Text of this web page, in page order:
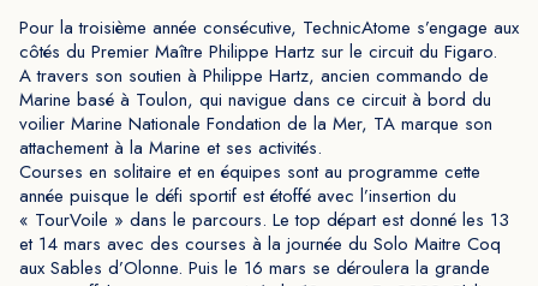
Pour la troisième année consécutive, TechnicAtome s’engage aux
côtés du Premier Maître Philippe Hartz sur le circuit du Figaro.
A travers son soutien à Philippe Hartz, ancien commando de
Marine basé à Toulon, qui navigue dans ce circuit à bord du
voilier Marine Nationale Fondation de la Mer, TA marque son
attachement à la Marine et ses activités.
Courses en solitaire et en équipes sont au programme cette
année puisque le défi sportif est étoffé avec l’insertion du
« TourVoile » dans le parcours. Le top départ est donné les 13
et 14 mars avec des courses à la journée du Solo Maitre Coq
aux Sables d’Olonne. Puis le 16 mars se déroulera la grande